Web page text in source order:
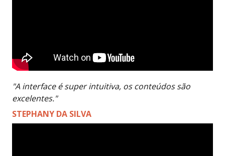
"A interface é super intuitiva, os conteúdos são
excelentes."
STEPHANY DA SILVA